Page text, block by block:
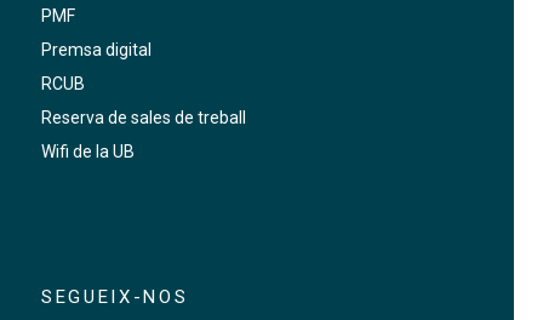
PMF
Premsa digital
RCUB
Reserva de sales de treball
Wifi de la UB
SEGUEIX-NOS